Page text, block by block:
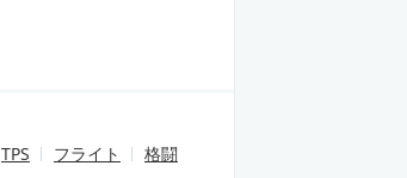
TPS フライト 格闘